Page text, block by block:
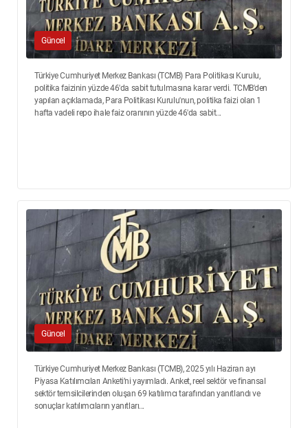
Güncel
Türkiye Cumhuriyet Merkez Bankası (TCMB) Para Politikası Kurulu,
politika faizinin yüzde 46'da sabit tutulmasına karar verdi. TCMB'den
yapılan açıklamada, Para Politikası Kurulu'nun, politika faizi olan 1
hafta vadeli repo ihale faiz oranının yüzde 46'da sabit...
Güncel
Türkiye Cumhuriyet Merkez Bankası (TCMB), 2025 yılı Haziran ayı
Piyasa Katılımcıları Anketi’ni yayımladı. Anket, reel sektör ve finansal
sektör temsilcilerinden oluşan 69 katılımcı tarafından yanıtlandı ve
sonuçlar katılımcıların yanıtları...